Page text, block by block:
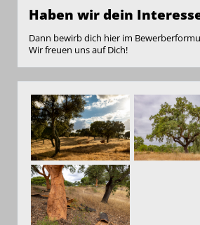
Haben wir dein
Dann bewirb dich hier im
Wir freuen uns auf Dich!